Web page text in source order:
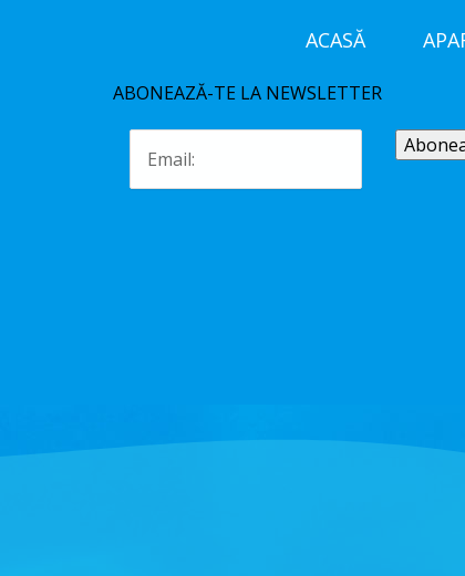
ACASĂ
ABONEAZĂ-TE LA NEWSLETTER